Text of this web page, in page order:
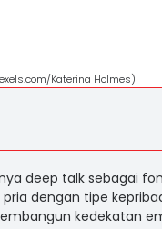
Katerina Holmes)
deep talk sebagai
dengan tipe
kedekatan